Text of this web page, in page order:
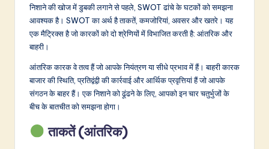
o
ti
o
निशाने की खोज में डुबकी लगाने से पहले, SWOT ढांचे के घटकों को समझना
आवश्यक है। SWOT का अर्थ है ताकतें, कमजोरियां, अवसर और खतरे। यह
एक मैट्रिक्स है जो कारकों को दो श्रेणियों में विभाजित करती है: आंतरिक और
बाहरी।
आंतरिक कारक वे तत्व हैं जो आपके नियंत्रण या सीधे प्रभाव में हैं। बाहरी कारक
बाजार की स्थिति, प्रतिद्वंद्वी की कार्रवाई और आर्थिक प्रवृत्तियां हैं जो आपके
संगठन के बाहर हैं। एक निशाने को ढूंढने के लिए, आपको इन चार चतुर्भुजों के
बीच के बातचीत को समझना होगा।
ताकतें (आंतरिक)